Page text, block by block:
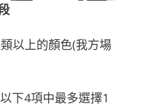
以上的顏色(我方場
下4項中最多選擇1